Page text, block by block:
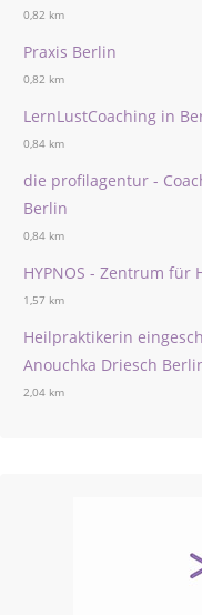
0,82 km
Praxis Berlin
0,82 km
LernLustCoaching in
0,84 km
die profilagentur -
Berlin
0,84 km
HYPNOS - Zentrum für
1,57 km
Heilpraktikerin
Anouchka Driesch
2,04 km